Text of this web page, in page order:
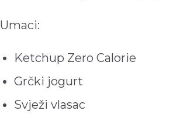
Umaci:
Ketchup Zero Calorie
Grčki jogurt
Svježi vlasac